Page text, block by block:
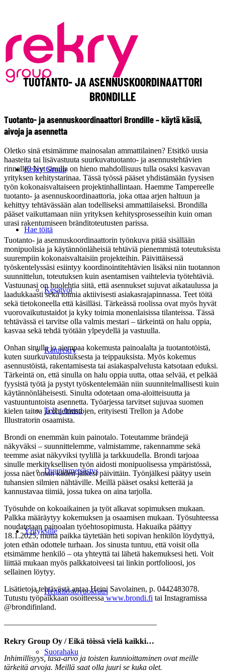
Rekry Group
Hae töitä
Kesätyöt
Katurekry
Tell a friend
Duuninmetsästys
Yrityksille
Henkilöstövuokraus
Suorahaku
TUOTANTO- JA ASENNUSKOORDINAATTORI
BRONDILLE
Tuotanto- ja asennuskoordinaattori Brondille – käytä käsiä,
aivoja ja asennetta
Oletko sinä etsimämme mainosalan ammattilainen? Etsitkö uusia
haasteita tai lisävastuuta suurkuvatuotanto- ja asennustehtävien
rinnalle? Nyt sinulla on hieno mahdollisuus tulla osaksi kasvavan
yrityksen kehitystarinaa. Tässä työssä pääset yhdistämään fyysisen
työn kokonaisvaltaiseen projektinhallintaan. Haemme Tampereelle
tuotanto- ja asennuskoordinaattoria, joka ottaa arjen haltuun ja
kehittyy tehtävässään alan todelliseksi ammattilaiseksi. Brondilla
pääset vaikuttamaan niin yrityksen kehitysprosesseihin kuin oman
urasi rakentumiseen bränditoteutusten parissa.
Tuotanto- ja asennuskoordinaattorin työnkuva pitää sisällään
monipuolisia ja käytännönläheisiä tehtäviä pienemmistä toteutuksista
suurempiin kokonaisvaltaisiin projekteihin. Päivittäisessä
työskentelyssäsi esiintyy koordinointitehtävien lisäksi niin tuotannon
suunnittelun, toteutuksen kuin asentamisen vaihtelevia työtehtäviä.
Vastuunasi on huolehtia siitä, että asennukset sujuvat aikataulussa ja
laadukkaasti sekä toimia aktiivisesti asiakasrajapinnassa. Teet töitä
sekä tietokoneella että käsilläsi. Tärkeässä roolissa ovat myös hyvät
vuorovaikutustaidot ja kyky toimia monenlaisissa tilanteissa. Tässä
tehtävässä ei tarvitse olla valmis mestari – tärkeintä on halu oppia,
kasvaa sekä tehdä työtään ylpeydellä ja vastuulla.
Onhan sinulla jo aiempaa kokemusta painoalalta ja tuotantotöistä,
kuten suurkuvatulostuksesta ja teippauksista. Myös kokemus
asennustöistä, rakentamisesta tai asiakaspalvelusta katsotaan eduksi.
Tärkeintä on, että sinulla on halu oppia uutta, ottaa selvää, et pelkää
fyysistä työtä ja pystyt työskentelemään niin suunnitelmallisesti kuin
käytännönläheisesti. Sinulta odotetaan oma-aloitteisuutta ja
vastuuntuntoista asennetta. Työarjessa tarvitset sujuvaa suomen
kielen taitoa ja ohjelmistojen, erityisesti Trellon ja Adobe
Illustratorin osaamista.
Brondi on enemmän kuin painotalo. Toteutamme brändejä
näkyväksi – suunnittelemme, valmistamme, rakennamme sekä
teemme asiat näkyviksi tyylillä ja tarkkuudella. Brondi tarjoaa
sinulle merkityksellisen työn aidosti monipuolisessa ympäristössä,
jossa näet oman käden jälkesi päivittäin. Työnjälkesi päätyy usein
tuhansien silmien nähtäville. Meillä pääset osaksi ketterää ja
kannustavaa tiimiä, jossa tukea on aina tarjolla.
Työsuhde on kokoaikainen ja työt alkavat sopimuksen mukaan.
Palkka määräytyy kokemuksen ja osaamisen mukaan. Työsuhteessa
noudatetaan painoalan työehtosopimusta. Hakuaika päättyy
18.1.2025, mutta paikka täytetään heti sopivan henkilön löydyttyä,
joten ethän odottele turhaan. Jos sinusta tuntuu, että voisit olla
etsimämme henkilö – ota yhteyttä tai lähetä hakemuksesi heti. Voit
liittää mukaan myös palkkatoiveesi tai linkin portfolioosi, jos
sellainen löytyy.
Lisätietoja tehtävästä antaa Heini Savolainen, p. 0442483078.
Tutustu työpaikkaan osoitteessa www.brondi.fi tai Instagramissa
@brondifinland.
———————————————————
Rekry Group Oy / Eikä töissä vielä kaikki…
Inhimillisyys, tasa-arvo ja toisten kunnioittaminen ovat meille
tärkeitä arvoja. Meillä saat olla juuri se kuka olet.